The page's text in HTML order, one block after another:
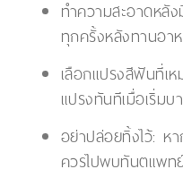
ทำความสะอาดหลั
ทุกครั้งหลังทานอา
เลือกแปรงสีฟันที่เ
แปรงทันทีเมื่อเริ่มบ
อย่าปล่อยทิ้งไว้: ห
ควรไปพบทันตแพท